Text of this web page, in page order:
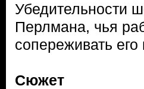
Убедительности
Перлмана, чья
сопереживать его
Сюжет